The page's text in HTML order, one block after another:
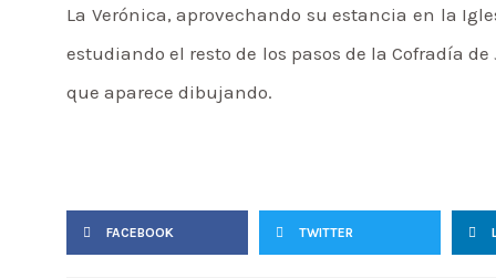
La Verónica, aprovechando su estancia en la
estudiando el resto de los pasos de la Cofradía
que aparece dibujando.
FACEBOOK TWITTER